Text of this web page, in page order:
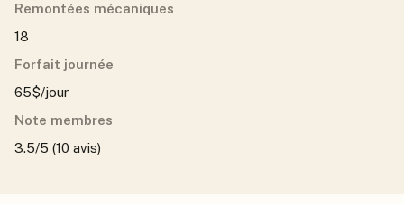
Remontées mécaniques
18
Forfait journée
65$/jour
Note membres
3.5/5 (10 avis)